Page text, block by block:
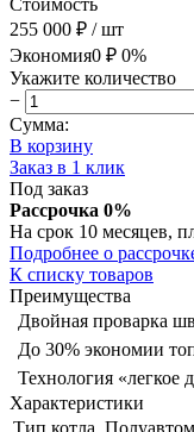
255 000 ₽ / шт
Экономия0 ₽ 0%
Укажите количество
−
Сумма:
В корзину
Заказ в 1 клик
Под заказ
Рассрочка 0%
На срок 10 месяцев,
Подробнее о
К списку товаров
Преимущества
Двойная проварка
До 30% экономии
Технология «легкое
Характеристики
Тип котла